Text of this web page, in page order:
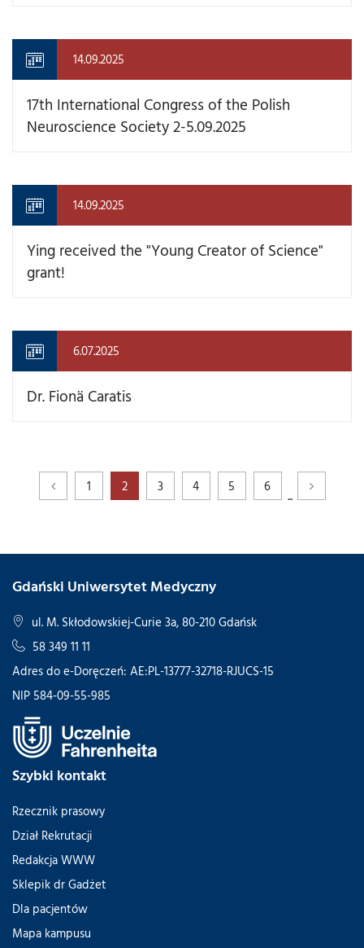
14.09.2025
17th International Congress of the Polish
Neuroscience Society 2-5.09.2025
14.09.2025
Ying received the "Young Creator of Science"
grant!
6.07.2025
Dr. Fionä Caratis
1 2 3 4 5 6
...
Gdański Uniwersytet Medyczny
ul. M. Skłodowskiej-Curie 3a, 80-210 Gdańsk
58 349 11 11
Adres do e-Doręczeń: AE:PL-13777-32718-RJUCS-15
NIP 584-09-55-985
Szybki kontakt
Rzecznik prasowy
Dział Rekrutacji
Redakcja WWW
Sklepik dr Gadżet
Dla pacjentów
Mapa kampusu